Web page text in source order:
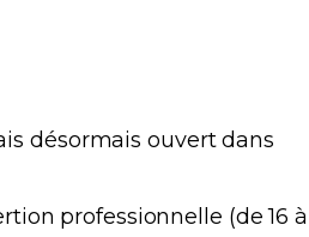
désormais ouvert dans
professionnelle (de 16 à